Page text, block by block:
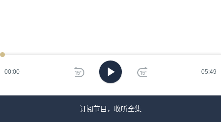
00:00 05:49
订阅节目，收听全集